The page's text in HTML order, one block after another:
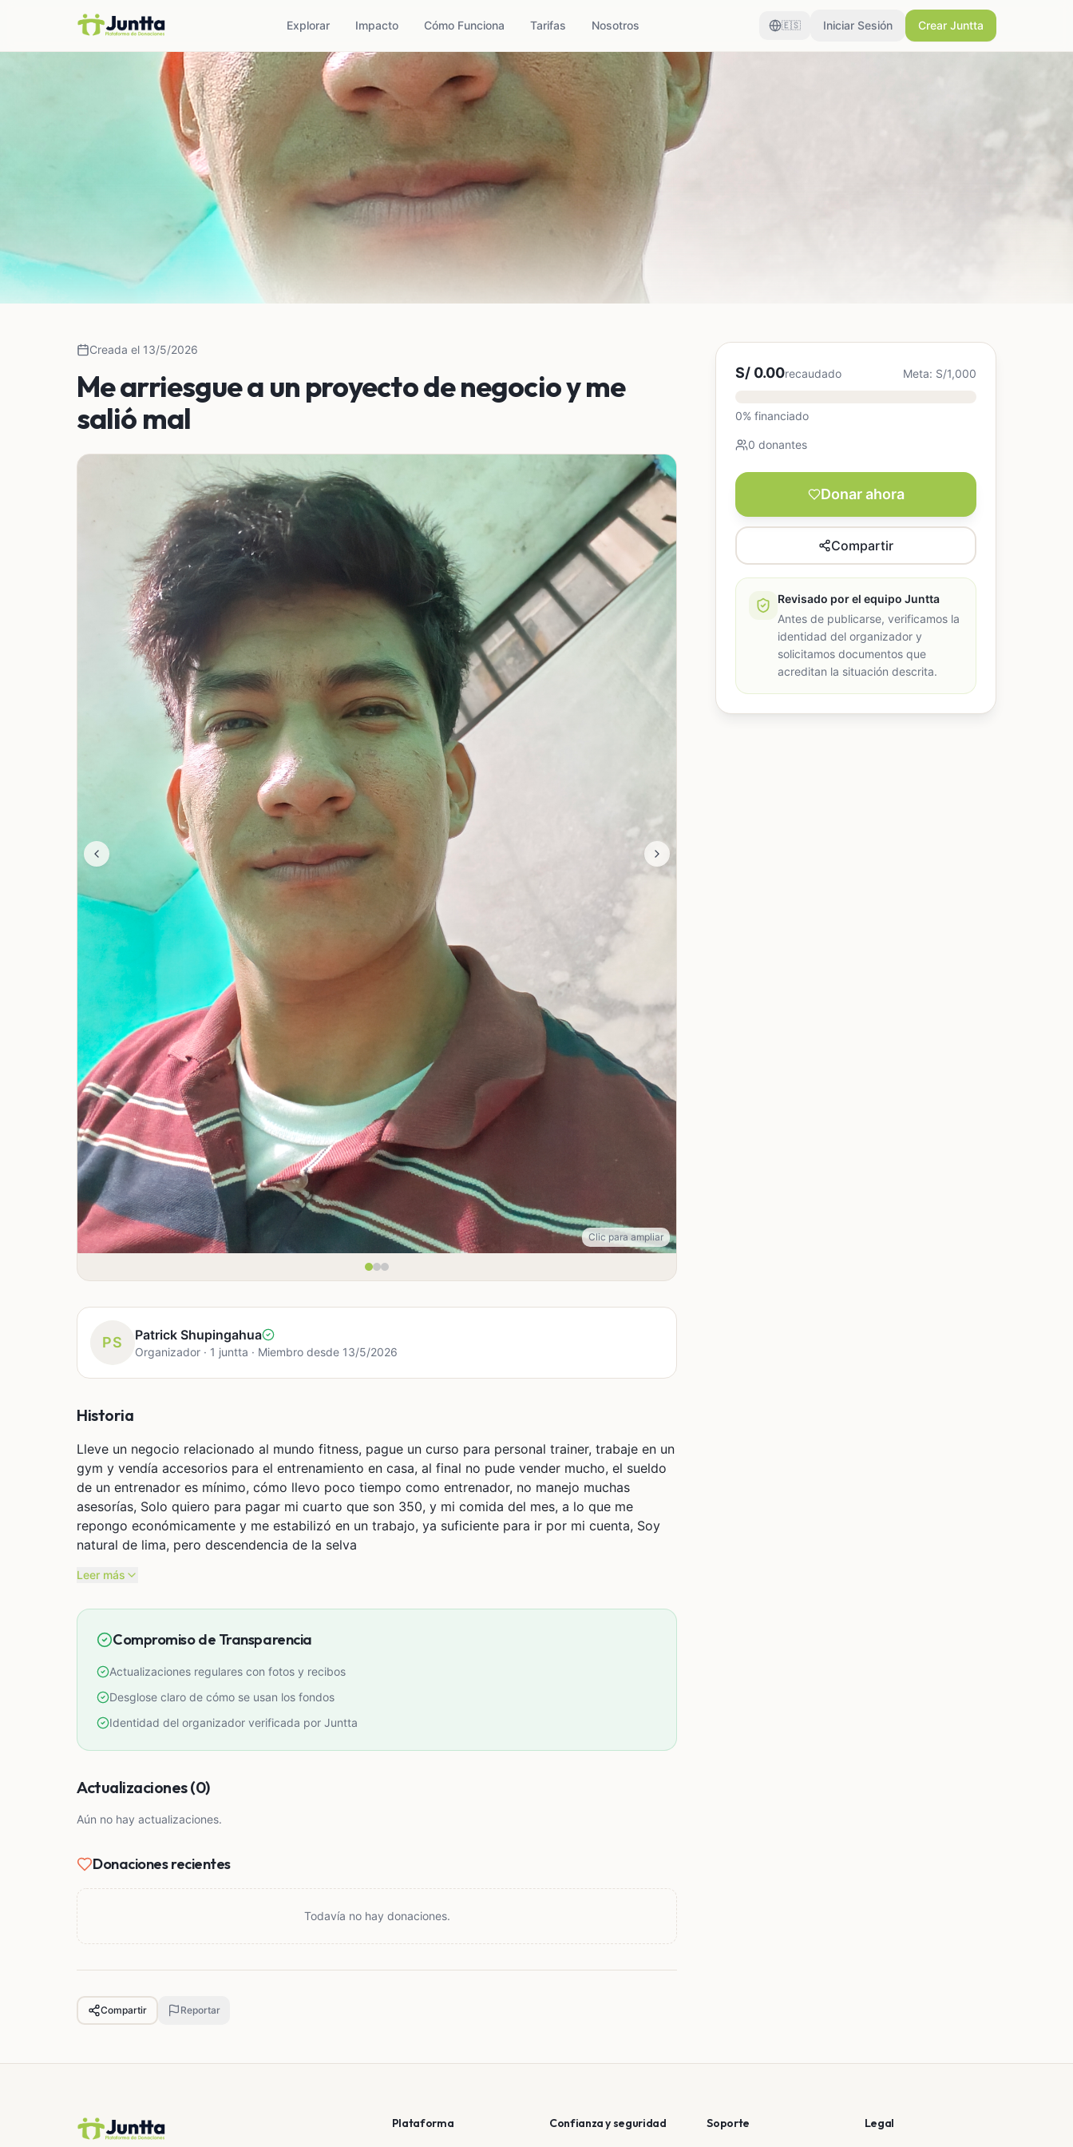
Explorar Impacto Cómo Funciona Tarifas Nosotros 🇪🇸 Iniciar Sesión Crear Juntta
Creada el 13/5/2026
Me arriesgue a un proyecto de negocio y me
salió mal
Clic para ampliar
PS Patrick Shupingahua
Organizador · 1 juntta · Miembro desde 13/5/2026
Historia
Lleve un negocio relacionado al mundo fitness, pague un curso para personal trainer, trabaje en un
gym y vendía accesorios para el entrenamiento en casa, al final no pude vender mucho, el sueldo
de un entrenador es mínimo, cómo llevo poco tiempo como entrenador, no manejo muchas
asesorías, Solo quiero para pagar mi cuarto que son 350, y mi comida del mes, a lo que me
repongo económicamente y me estabilizó en un trabajo, ya suficiente para ir por mi cuenta, Soy
natural de lima, pero descendencia de la selva
Leer más
Compromiso de Transparencia
Actualizaciones regulares con fotos y recibos
Desglose claro de cómo se usan los fondos
Identidad del organizador verificada por Juntta
Actualizaciones (0)
Aún no hay actualizaciones.
Donaciones recientes
Todavía no hay donaciones.
Compartir Reportar
S/ 0.00recaudado Meta: S/1,000
0% financiado
0 donantes
Donar ahora
Compartir
Revisado por el equipo Juntta
Antes de publicarse, verificamos la
identidad del organizador y
solicitamos documentos que
acreditan la situación descrita.
Plataforma Confianza y seguridad Soporte Legal